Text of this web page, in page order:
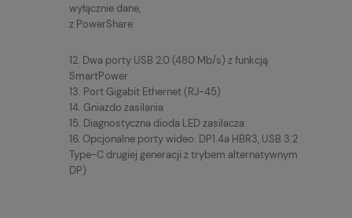
wyłącznie dane,
z PowerShare
12. Dwa porty USB 2.0 (480 Mb/s) z funkcją
SmartPower
13. Port Gigabit Ethernet (RJ-45)
14. Gniazdo zasilania
15. Diagnostyczna dioda LED zasilacza
16. Opcjonalne porty wideo: DP1.4a HBR3, USB 3.2
Type-C drugiej generacji z trybem alternatywnym
DP)